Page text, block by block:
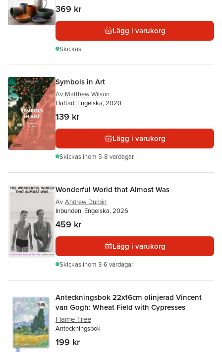
369 kr
Lägg i varukorg
Skickas
Symbols in Art
Av Matthew Wilson
Häftad, Engelska, 2020
139 kr
Lägg i varukorg
Skickas inom 5-8 vardagar
Wonderful World that Almost Was
Av Andrew Durbin
Inbunden, Engelska, 2026
459 kr
Lägg i varukorg
Skickas inom 3-6 vardagar
Anteckningsbok 22x16cm olinjerad Vincent
van Gogh: Wheat Field with Cypresses
Flame Tree
Anteckningsbok
199 kr